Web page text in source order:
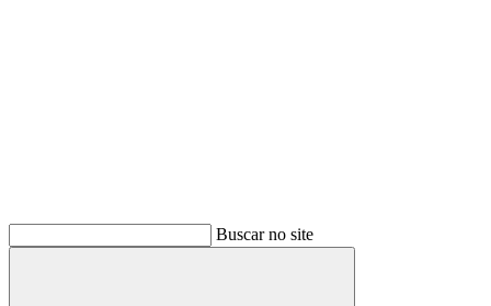
Buscar no site